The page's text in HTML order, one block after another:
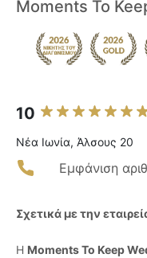
Moments To
10
Νέα Ιωνία, Άλσους 20
Εμφάνιση
Σχετικά με την
Η Moments To Keep